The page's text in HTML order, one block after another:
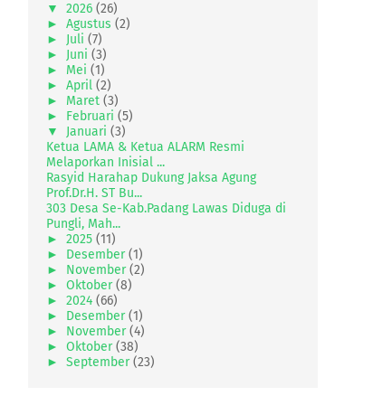
▼ 2026 (26)
► Agustus (2)
► Juli (7)
► Juni (3)
► Mei (1)
► April (2)
► Maret (3)
► Februari (5)
▼
Januari (3)
Ketua LAMA & Ketua ALARM Resmi
Melaporkan Inisial ...
Rasyid Harahap Dukung Jaksa Agung
Prof.Dr.H. ST Bu...
303 Desa Se-Kab.Padang Lawas Diduga di
Pungli, Mah...
► 2025 (11)
► Desember (1)
► November (2)
► Oktober (8)
► 2024 (66)
► Desember (1)
► November (4)
► Oktober (38)
► September (23)